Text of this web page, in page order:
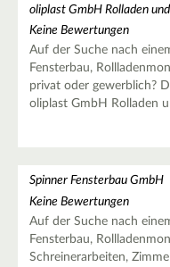
oliplast GmbH Rolladen
Keine Bewertungen
Auf der Suche nach
Fensterbau,
privat oder gewerblich?
oliplast GmbH Rolladen
Spinner Fensterbau GmbH
Keine Bewertungen
Auf der Suche nach
Fensterbau,
Schreinerarbeiten,